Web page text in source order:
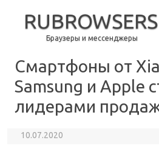
RUBROWSERS
Браузеры и мессенджеры
Смартфоны от
Samsung и Apple
лидерами
10.07.2020